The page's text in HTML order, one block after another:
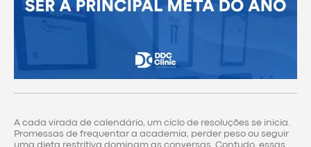
A cada virada de calendário, um ciclo de resoluções se inicia.
Promessas de frequentar a academia, perder peso ou seguir
uma dieta restritiva dominam as conversas. Contudo, essas